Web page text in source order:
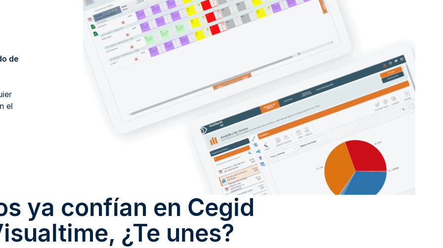
de
el
ya confían en Cegid
, ¿Te unes?